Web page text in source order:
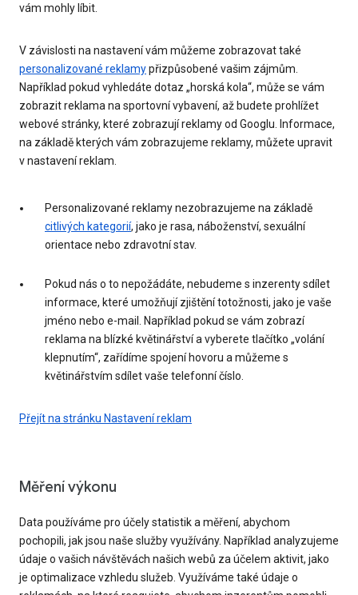
vám mohly líbit.
V závislosti na nastavení vám můžeme zobrazovat také
personalizované reklamypřizpůsobené vašim zájmům.
Například pokud vyhledáte dotaz „horská kola“, může se vám
zobrazit reklama na sportovní vybavení, až budete prohlížet
webové stránky, které zobrazují reklamy od Googlu. Informace,
na základě kterých vám zobrazujeme reklamy, můžete upravit
v nastavení reklam.
Personalizované reklamy nezobrazujeme na základě
citlivých kategorií, jako je rasa, náboženství, sexuální
orientace nebo zdravotní stav.
Pokud nás o to nepožádáte, nebudeme s inzerenty sdílet
informace, které umožňují zjištění totožnosti, jako je vaše
jméno nebo e-mail. Například pokud se vám zobrazí
reklama na blízké květinářství a vyberete tlačítko „volání
klepnutím“, zařídíme spojení hovoru a můžeme s
květinářstvím sdílet vaše telefonní číslo.
Přejít na stránku Nastavení reklam
Měření výkonu
Data používáme pro účely statistik a měření, abychom
pochopili, jak jsou naše služby využívány. Například analyzujeme
údaje o vašich návštěvách našich webů za účelem aktivit, jako
je optimalizace vzhledu služeb. Využíváme také údaje o